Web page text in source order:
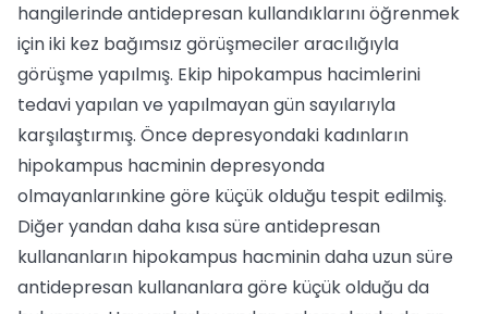
hangilerin­de antidepresan kullandıklarını öğrenmek
için iki kez bağımsız görüşmeciler aracılığıy­la
görüşme yapılmış. Ekip hipokampus ha­cimlerini
tedavi yapılan ve yapılmayan gün sayılarıyla
karşılaştırmış. Önce depresyonda­ki kadınların
hipokampus hacminin depres­yonda
olmayanlarınkine göre küçük olduğu tespit edilmiş.
Diğer yandan daha kısa sü­re antidepresan
kullananların hipokampus hacminin daha uzun süre
antidepresan kul­lananlara göre küçük olduğu da